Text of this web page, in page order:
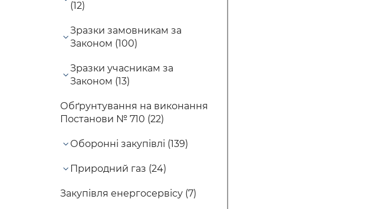
(12)
Зразки замовникам за
Законом (100)
Зразки учасникам за
Законом (13)
Обґрунтування на виконання
Постанови № 710 (22)
Оборонні закупівлі (139)
Природний газ (24)
Закупівля енергосервісу (7)